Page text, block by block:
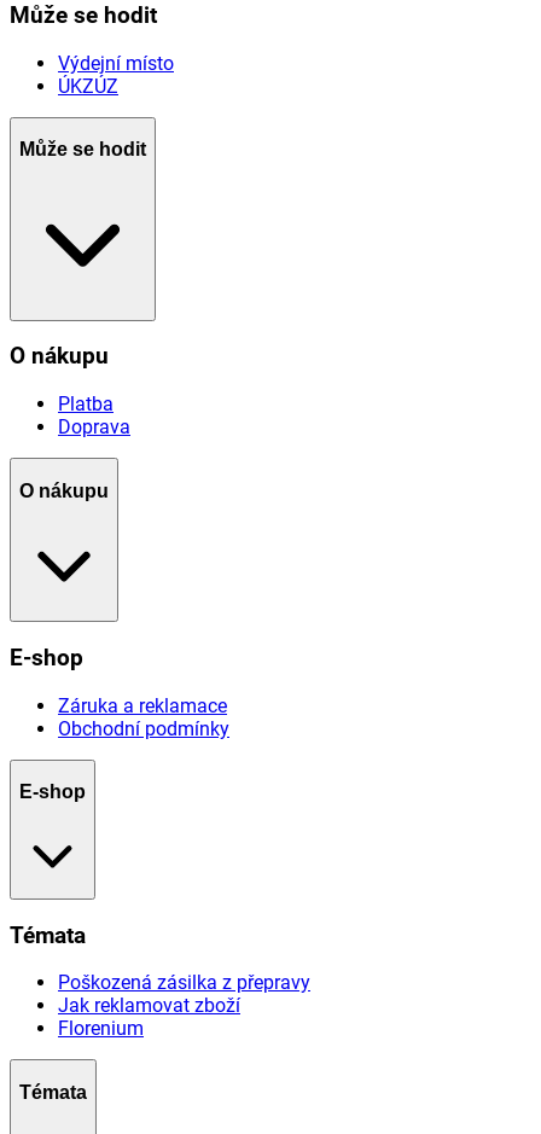
Může se hodit
Výdejní místo
ÚKZÚZ
Může se hodit
O nákupu
Platba
Doprava
O nákupu
E-shop
Záruka a reklamace
Obchodní podmínky
E-shop
Témata
Poškozená zásilka z přepravy
Jak reklamovat zboží
Florenium
Témata